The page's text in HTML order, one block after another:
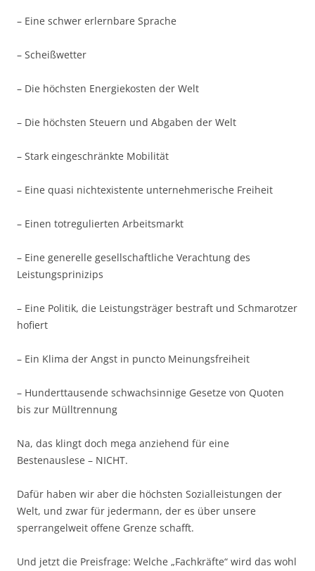
– Eine schwer erlernbare Sprache
– Scheißwetter
– Die höchsten Energiekosten der Welt
– Die höchsten Steuern und Abgaben der Welt
– Stark eingeschränkte Mobilität
– Eine quasi nichtexistente unternehmerische Freiheit
– Einen totregulierten Arbeitsmarkt
– Eine generelle gesellschaftliche Verachtung des
Leistungsprinizips
– Eine Politik, die Leistungsträger bestraft und Schmarotzer
hofiert
– Ein Klima der Angst in puncto Meinungsfreiheit
– Hunderttausende schwachsinnige Gesetze von Quoten
bis zur Mülltrennung
Na, das klingt doch mega anziehend für eine
Bestenauslese – NICHT.
Dafür haben wir aber die höchsten Sozialleistungen der
Welt, und zwar für jedermann, der es über unsere
sperrangelweit offene Grenze schafft.
Und jetzt die Preisfrage: Welche „Fachkräfte“ wird das wohl